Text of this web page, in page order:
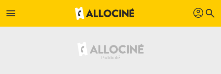
menu profil search